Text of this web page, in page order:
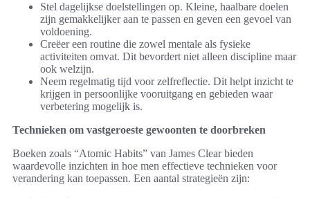
Stel dagelijkse doelstellingen op. Kleine, haalbare doelen
zijn gemakkelijker aan te passen en geven een gevoel van
voldoening.
Creëer een routine die zowel mentale als fysieke
activiteiten omvat. Dit bevordert niet alleen discipline maar
ook welzijn.
Neem regelmatig tijd voor zelfreflectie. Dit helpt inzicht te
krijgen in persoonlijke vooruitgang en gebieden waar
verbetering mogelijk is.
Technieken om vastgeroeste gewoonten te doorbreken
Boeken zoals “Atomic Habits” van James Clear bieden
waardevolle inzichten in hoe men effectieve technieken voor
verandering kan toepassen. Een aantal strategieën zijn: